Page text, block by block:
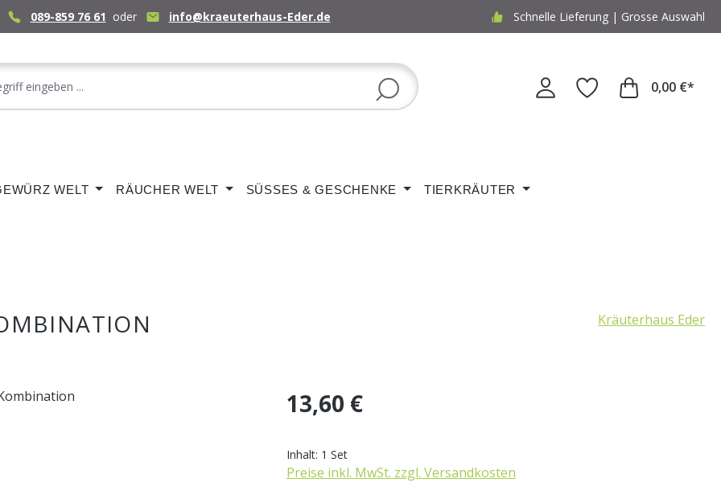
089-859 76 61 oder info@kraeuterhaus-Eder.de Schnelle Lieferung | Grosse Auswahl
0,00 €*
WELT RÄUCHER WELT SÜSSES & GESCHENKE TIERKRÄUTER
Kräuterhaus Eder
Regulärer Preis:
13,60 €
Inhalt: 1 Set
Preise inkl. MwSt. zzgl. Versandkosten